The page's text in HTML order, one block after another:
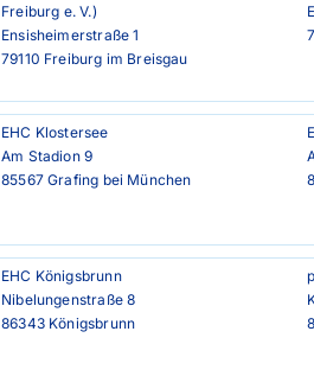
Freiburg e. V.)
Ensisheimerstraße 1
79110 Freiburg im Breisgau
EHC Klostersee
Am Stadion 9
85567 Grafing bei München
EHC Königsbrunn
Nibelungenstraße 8
86343 Königsbrunn